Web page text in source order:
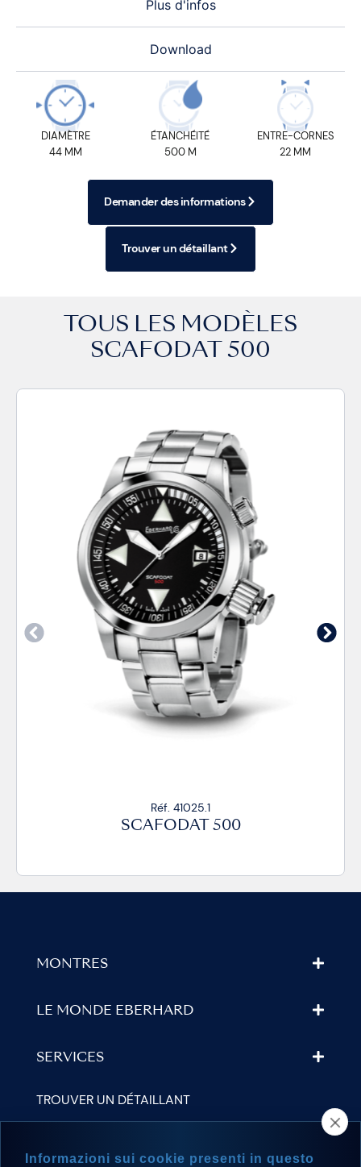
Plus d'infos
Download
DIAMÈTRE
44 MM
ÉTANCHÉITÉ
500 M
ENTRE-CORNES
22 MM
Demander des informations
Trouver un détaillant
TOUS LES MODÈLES
SCAFODAT 500
Réf. 41025.1
SCAFODAT 500
MONTRES
LE MONDE EBERHARD
SERVICES
TROUVER UN DÉTAILLANT
Informazioni sui cookie presenti in questo